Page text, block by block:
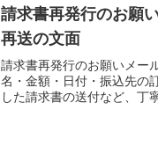
請求書再発行のお願
再送の文面
請求書再発行のお願いメー
名・金額・日付・振込先の
した請求書の送付など、丁